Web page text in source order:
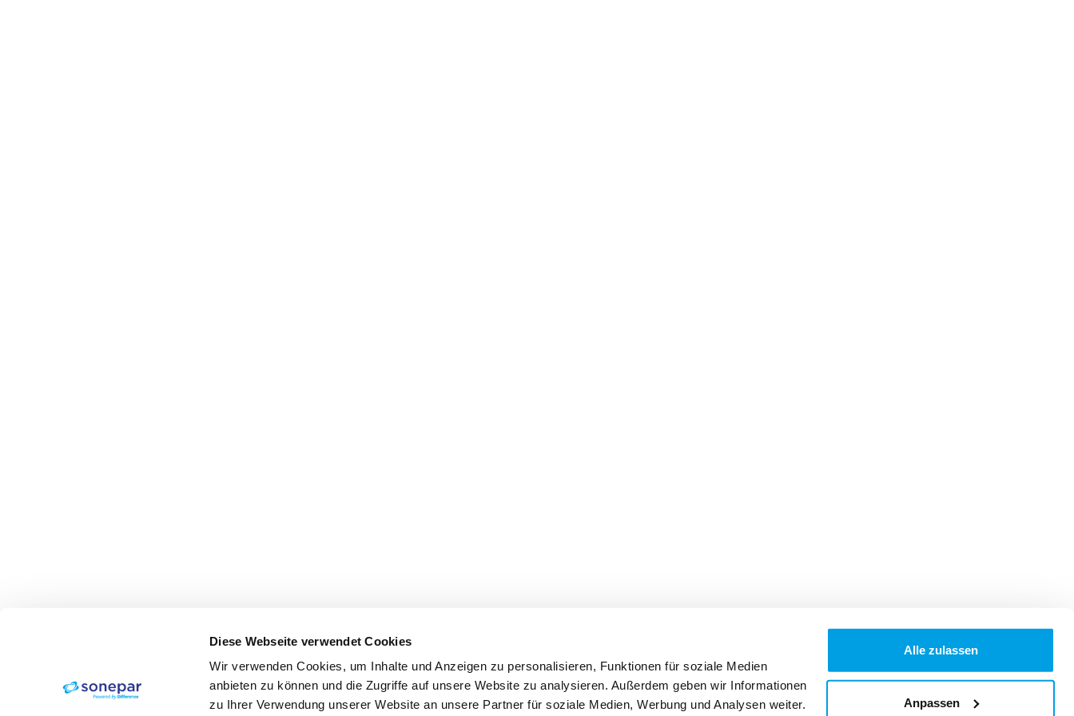
Diese Webseite verwendet Cookies
Wir verwenden Cookies, um Inhalte und Anzeigen zu personalisieren, Funktionen für soziale Medien
anbieten zu können und die Zugriffe auf unsere Website zu analysieren. Außerdem geben wir Informationen
zu Ihrer Verwendung unserer Website an unsere Partner für soziale Medien, Werbung und Analysen weiter.
Alle zulassen
Anpassen